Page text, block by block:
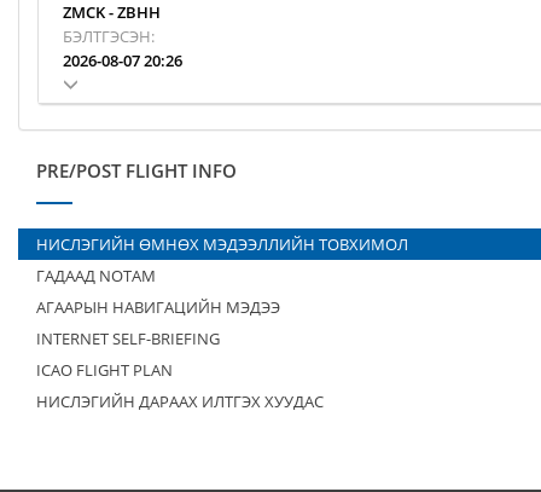
ZMCK-ZBHH
БЭЛТГЭСЭН:
2026-08-07 20:26
PRE/POST FLIGHT INFO
НИСЛЭГИЙН ӨМНӨХ МЭДЭЭЛЛИЙН ТОВХИМОЛ
ГАДААД NOTAM
АГААРЫН НАВИГАЦИЙН МЭДЭЭ
INTERNET SELF-BRIEFING
ICAO FLIGHT PLAN
НИСЛЭГИЙН ДАРААХ ИЛТГЭХ ХУУДАС